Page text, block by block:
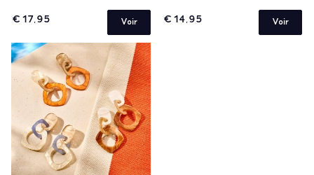
€ 17,95 Voir € 14,95 Voir